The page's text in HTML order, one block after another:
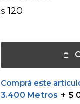
$ 120
Comprá este
3.400 Metros
$